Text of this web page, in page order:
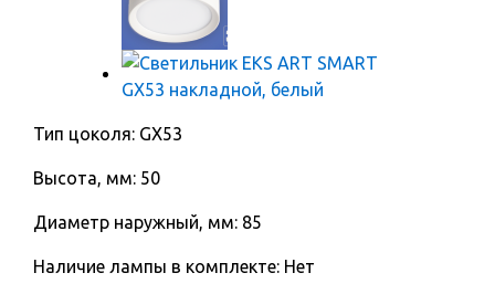
Тип цоколя: GX53
Высота, мм: 50
Диаметр наружный, мм: 85
Наличие лампы в комплекте: Нет